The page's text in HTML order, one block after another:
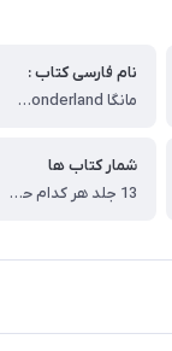
نام فارسی کتاب :
مانگا Deadman Wonderland مانگا شهربازی مردگان زبان انگلیسی
شمار کتاب ها
13 جلد هر کدام حدود 200 صفحه